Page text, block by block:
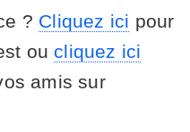
? Cliquez ici pour
ou cliquez ici
amis sur